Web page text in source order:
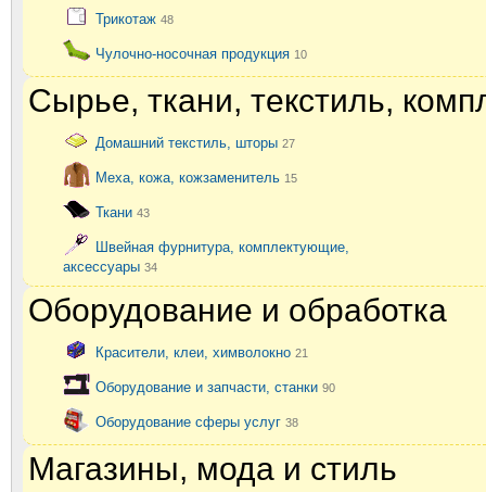
Трикотаж 48
Чулочно-носочная продукция 10
Сырье, ткани, текстиль,
Домашний текстиль, шторы 27
Меха, кожа, кожзаменитель 15
Ткани 43
Швейная фурнитура, комплектующие,
аксессуары 34
Оборудование и обработка
Красители, клеи, химволокно 21
Оборудование и запчасти, станки 90
Оборудование сферы услуг 38
Магазины, мода и стиль